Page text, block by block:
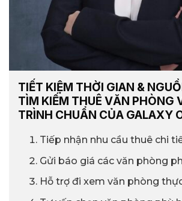
TIẾT KIỆM THỜI GIAN &
TÌM KIẾM THUÊ VĂN PHÒNG
TRÌNH CHUẨN CỦA GALAXY
Tiếp nhận nhu cầu thuê chi
Gửi báo giá các văn phòng
Hỗ trợ đi xem văn phòng